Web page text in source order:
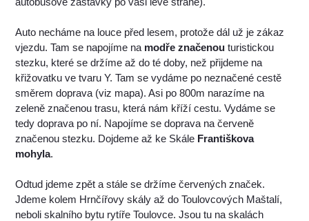
Auto necháme na louce před lesem, protože dál už je zákaz
vjezdu. Tam se napojíme na modře značenou turistickou
stezku, které se držíme až do té doby, než přijdeme na
křižovatku ve tvaru Y. Tam se vydáme po neznačené cestě
směrem doprava (viz mapa). Asi po 800m narazíme na
zeleně značenou trasu, která nám kříží cestu. Vydáme se
tedy doprava po ní. Napojíme se doprava na červeně
značenou stezku. Dojdeme až ke Skále Františkova
mohyla.
Odtud jdeme zpět a stále se držíme červených značek.
Jdeme kolem Hrnčířovy skály až do Toulovcových Maštalí,
neboli skalního bytu rytíře Toulovce. Jsou tu na skalách